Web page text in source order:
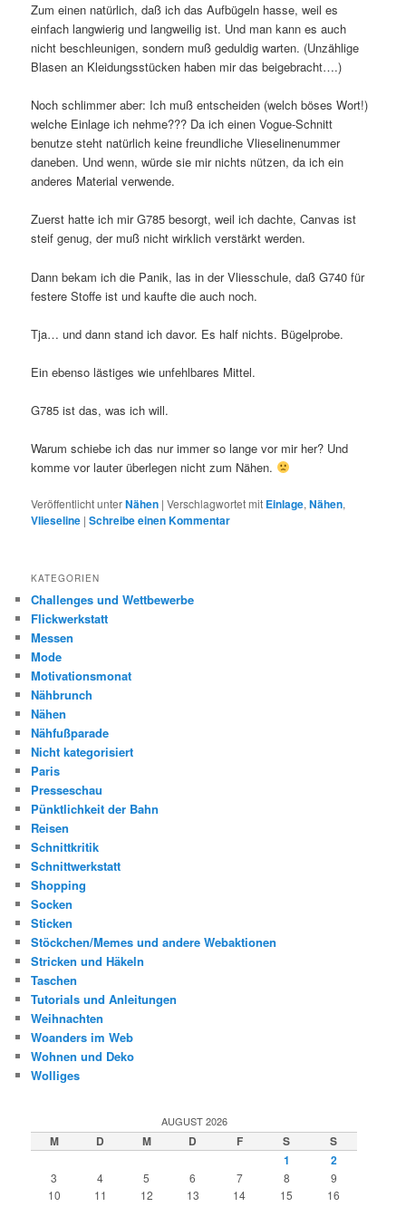
Zum einen natürlich, daß ich das Aufbügeln hasse, weil es
einfach langwierig und langweilig ist. Und man kann es auch
nicht beschleunigen, sondern muß geduldig warten. (Unzählige
Blasen an Kleidungsstücken haben mir das beigebracht….)
Noch schlimmer aber: Ich muß entscheiden (welch böses Wort!)
welche Einlage ich nehme??? Da ich einen Vogue-Schnitt
benutze steht natürlich keine freundliche Vlieselinenummer
daneben. Und wenn, würde sie mir nichts nützen, da ich ein
anderes Material verwende.
Zuerst hatte ich mir G785 besorgt, weil ich dachte, Canvas ist
steif genug, der muß nicht wirklich verstärkt werden.
Dann bekam ich die Panik, las in der Vliesschule, daß G740 für
festere Stoffe ist und kaufte die auch noch.
Tja… und dann stand ich davor. Es half nichts. Bügelprobe.
Ein ebenso lästiges wie unfehlbares Mittel.
G785 ist das, was ich will.
Warum schiebe ich das nur immer so lange vor mir her? Und
komme vor lauter überlegen nicht zum Nähen.
Veröffentlicht unterNähen |Verschlagwortet mit Einlage,Nähen,
Vlieseline |Schreibe einen Kommentar
KATEGORIEN
Challenges und Wettbewerbe
Flickwerkstatt
Messen
Mode
Motivationsmonat
Nähbrunch
Nähen
Nähfußparade
Nicht kategorisiert
Paris
Presseschau
Pünktlichkeit der Bahn
Reisen
Schnittkritik
Schnittwerkstatt
Shopping
Socken
Sticken
Stöckchen/Memes und andere Webaktionen
Stricken und Häkeln
Taschen
Tutorials und Anleitungen
Weihnachten
Woanders im Web
Wohnen und Deko
Wolliges
AUGUST 2026
M D M D F S
S
1
2
3 4 5 6 7 8
9
10
11 12 13 14 15
16